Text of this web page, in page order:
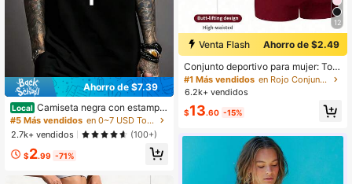
Ahorro de $7.39
Local Camiseta negra con estampa
do "Cross Believe" para hombre, cu
ello redondo, informal, de algodón, t
ejido de punto de elasticidad media,
corte regular, ideal para primavera,
verano y otoño.
#5 Más vendidos
en 0~7 USD Tops deportivos para hombre
2.7k+ vendidos
(100+)
$2.99 -71%
12
Venta Flash
Ahorro de $2.49
Conjunto deportivo para mujer: Top
sin mangas + Shorts, versátil para u
so diario, ajuste ceñido, diseño leva
ure, apto para yoga
#1 Más vendidos
en Rojo Conjuntos deportivos para mujer
6.2k+ vendidos
$13.60 -15%